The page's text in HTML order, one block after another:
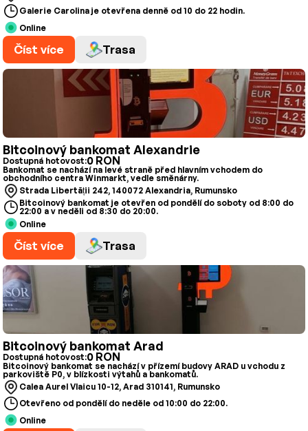
Galerie Carolina je otevřena denně od 10 do 22 hodin.
Online
Číst více Trasa
Bitcoinový bankomat Alexandrie
Dostupná hotovost:0 RON
Bankomat se nachází na levé straně před hlavním vchodem do
obchodního centra Winmarkt, vedle směnárny.
Strada Libertății 242, 140072 Alexandria, Rumunsko
Bitcoinový bankomat je otevřen od pondělí do soboty od 8:00 do
22:00 a v neděli od 8:30 do 20:00.
Online
Číst více Trasa
Bitcoinový bankomat Arad
Dostupná hotovost:0 RON
Bitcoinový bankomat se nachází v přízemí budovy ARAD u vchodu z
parkoviště P0, v blízkosti výtahů a bankomatů.
Calea Aurel Vlaicu 10-12, Arad 310141, Rumunsko
Otevřeno od pondělí do neděle od 10:00 do 22:00.
Online